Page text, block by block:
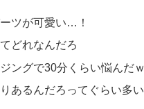
ツが可愛い…！
どれなんだろ
ングで30分くらい悩んだｗ
あるんだろってぐらい多い